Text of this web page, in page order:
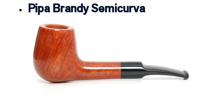
Pipa Brandy Semicurva